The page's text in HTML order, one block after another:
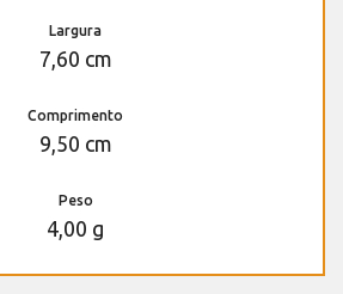
Largura
7,60 cm
Comprimento
9,50 cm
Peso
4,00 g